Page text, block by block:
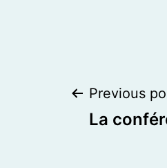
Post
Previous
La